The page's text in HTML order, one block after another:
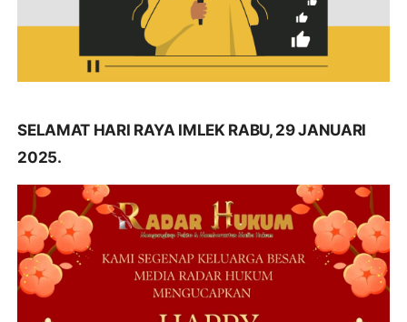
SELAMAT HARI RAYA IMLEK RABU, 29 JANUARI
2025.